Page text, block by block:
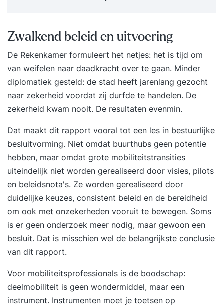
alle cursussen op Studdy en kun je onbeperkt
namelijk ruim 1000+ cursussen, luisterboeken en
e-boeken over diverse persoonlijke- en zakelijke
onderwerpen. De leeromgeving van Studdy is op
elk moment beschikbaar. Dat betekent dat je
kunt inloggen, leren, luisteren en lezen wanneer
het jou uitkomt! Via je laptop, telefoon of tablet,
vanaf de bank, op vakantie of tijdens het werk.
Kijk voor meer informatie op
https://studdy.nl/online-leren. We wensen je veel
leerplezier! Waargebeurde verhalen van een
Amsterdamse portier. OVER DIT BOEK Marcus
Tribeldi werkt al jaren als uitsmijter in
Amsterdam. Van de Melkweg tot de Escape en
van Café Bolle Jan tot Coffeeshop Smokey; als je
vaak in Amsterdam uitgaat, is hij waarschijnlijk
een bekend gezicht. In 'Uitsmijter' geeft Marcus
een uniek kijkje achter de schermen van het
Amsterdamse uitgaansleven. Het zijn
waargebeurde verhalen over wat er allemaal op
de achtergrond gebeurt terwijl iedereen aan het
feesten is. Marcus gooide Lil’ Kleine uit de club,
Zwalkend beleid en uitvoering
De Rekenkamer formuleert het netjes: het is tijd om
van weifelen naar daadkracht over te gaan. Minder
diplomatiek gesteld: de stad heeft jarenlang gezocht
naar zekerheid voordat zij durfde te handelen. De
zekerheid kwam nooit. De resultaten evenmin.
Dat maakt dit rapport vooral tot een les in bestuurlijke
besluitvorming. Niet omdat buurthubs geen potentie
hebben, maar omdat grote mobiliteitstransities
uiteindelijk niet worden gerealiseerd door visies, pilots
en beleidsnota's. Ze worden gerealiseerd door
duidelijke keuzes, consistent beleid en de bereidheid
om ook met onzekerheden vooruit te bewegen. Soms
is er geen onderzoek meer nodig, maar gewoon een
besluit. Dat is misschien wel de belangrijkste conclusie
van dit rapport.
Voor mobiliteitsprofessionals is de boodschap:
deelmobiliteit is geen wondermiddel, maar een
instrument. Instrumenten moet je toetsen op